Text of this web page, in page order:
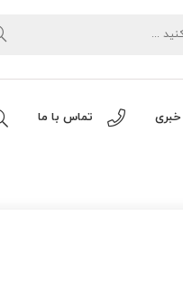
تماس با ما